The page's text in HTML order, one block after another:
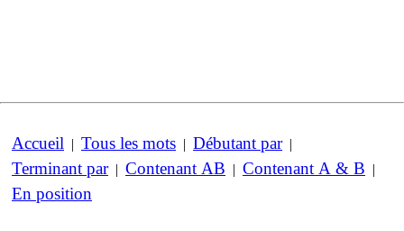
Accueil | Tous les mots | Débutant par|
Terminant par| Contenant AB | Contenant A & B |
En position